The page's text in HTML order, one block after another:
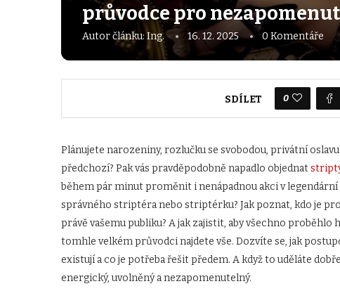
průvodce pro
Autor článku:Ing. 16. 12. 2025 0 Komentáře
SDÍLET 0
Plánujete narozeniny, rozlučku se svobodou, privátní
předchozí? Pak vás pravděpodobně napadlo objednat
během pár minut proměnit i nenápadnou akci v
správného striptéra nebo striptérku? Jak poznat, kdo je
právě vašemu publiku? A jak zajistit, aby všechno proběhlo
tomhle velkém průvodci najdete vše. Dozvíte se, jak
existují a co je potřeba řešit předem. A když to uděláte
energický, uvolněný a nezapomenutelný.